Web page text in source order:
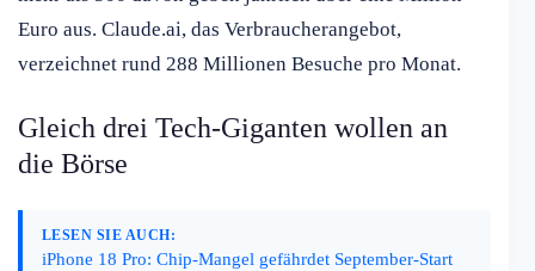
Euro aus. Claude.ai, das Verbraucherangebot,
verzeichnet rund 288 Millionen Besuche pro Monat.
Gleich drei Tech-Giganten wollen an
die Börse
LESEN SIE AUCH:
iPhone 18 Pro: Chip-Mangel gefährdet September-Start